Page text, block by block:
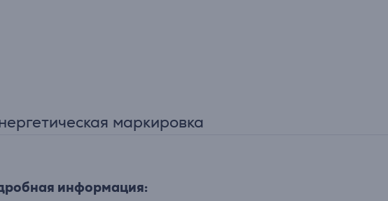
маркировка
информация: